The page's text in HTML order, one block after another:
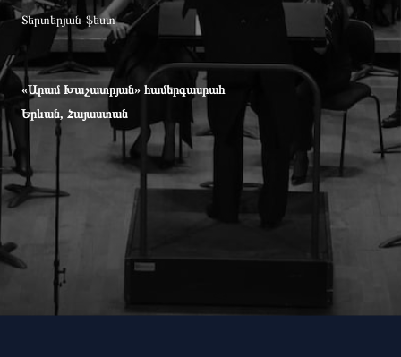
Տերտերյան-ֆեստ
«Արամ Խաչատրյան» համերգասրահ
Երևան, Հայաստան